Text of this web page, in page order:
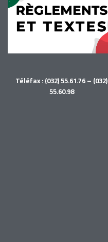
Téléfax : (032) 55.61.76 – (032)
55.60.98